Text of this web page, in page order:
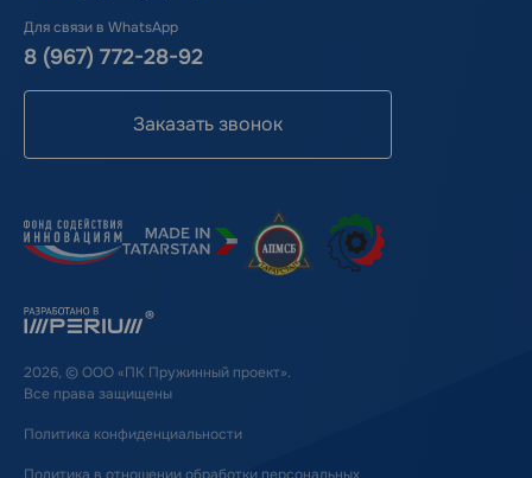
Для связи в WhatsApp
8 (967) 772-28-92
Заказать звонок
2026, © ООО «ПК Пружинный проект».
Все права защищены
Политика конфиденциальности